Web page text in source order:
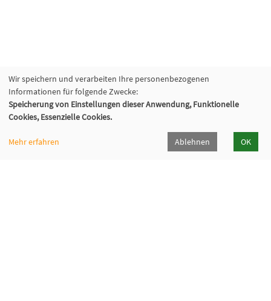
Wir speichern und verarbeiten Ihre personenbezogenen
Informationen für folgende Zwecke:
Speicherung von Einstellungen dieser Anwendung, Funktionelle
Cookies, Essenzielle Cookies.
Mehr erfahren Ablehnen OK